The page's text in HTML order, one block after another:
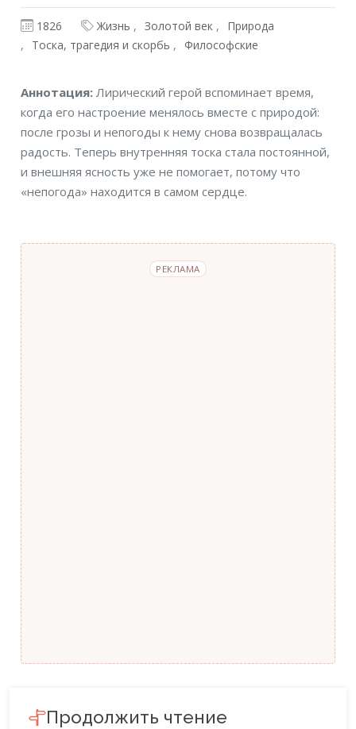
1826 Жизнь Золотой век
Природа
Тоска, трагедия и скорбь
Философские
Аннотация
Аннотация:Лирический герой вспоминает время,
когда его настроение менялось вместе с природой:
после грозы и непогоды к нему снова возвращалась
радость. Теперь внутренняя тоска стала постоянной,
и внешняя ясность уже не помогает, потому что
«непогода» находится в самом сердце.
РЕКЛАМА
Продолжить чтение